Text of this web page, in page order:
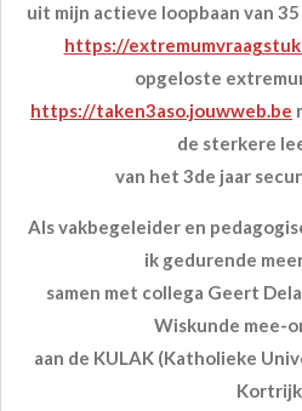
uit mijn actieve loopbaan van
https://
opgeloste
https://taken3aso.jouwweb.be
de sterkere
van het 3de jaar
Als vakbegeleider en
ik gedurende
samen met collega Geert
Wiskunde mee-
aan de KULAK (Katholieke